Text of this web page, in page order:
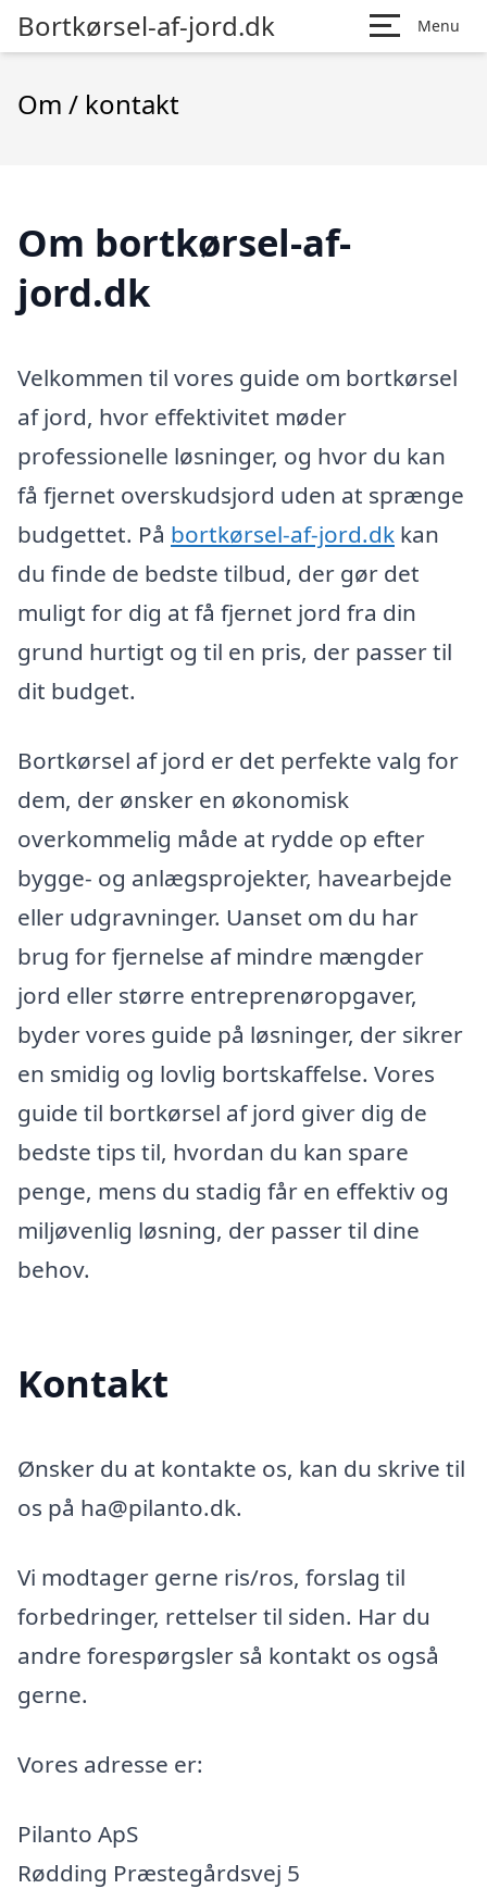
Bortkørsel-af-jord.dk Menu
Om / kontakt
Om bortkørsel-af-
jord.dk
Velkommen til vores guide om bortkørsel
af jord, hvor effektivitet møder
professionelle løsninger, og hvor du kan
få fjernet overskudsjord uden at sprænge
budgettet. På bortkørsel-af-jord.dk kan
du finde de bedste tilbud, der gør det
muligt for dig at få fjernet jord fra din
grund hurtigt og til en pris, der passer til
dit budget.
Bortkørsel af jord er det perfekte valg for
dem, der ønsker en økonomisk
overkommelig måde at rydde op efter
bygge- og anlægsprojekter, havearbejde
eller udgravninger. Uanset om du har
brug for fjernelse af mindre mængder
jord eller større entreprenøropgaver,
byder vores guide på løsninger, der sikrer
en smidig og lovlig bortskaffelse. Vores
guide til bortkørsel af jord giver dig de
bedste tips til, hvordan du kan spare
penge, mens du stadig får en effektiv og
miljøvenlig løsning, der passer til dine
behov.
Kontakt
Ønsker du at kontakte os, kan du skrive til
os på ha@pilanto.dk.
Vi modtager gerne ris/ros, forslag til
forbedringer, rettelser til siden. Har du
andre forespørgsler så kontakt os også
gerne.
Vores adresse er:
Pilanto ApS
Rødding Præstegårdsvej 5